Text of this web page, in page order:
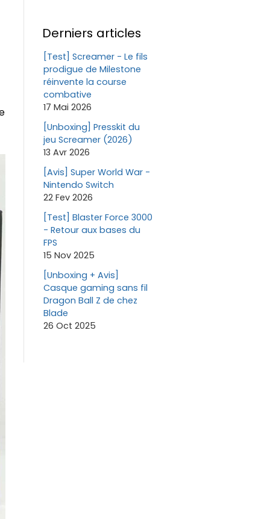
Derniers articles
[Test] Screamer - Le fils
prodigue de Milestone
réinvente la course
combative
17 Mai 2026
[Unboxing] Presskit du
jeu Screamer (2026)
13 Avr 2026
[Avis] Super World War -
Nintendo Switch
22 Fev 2026
[Test] Blaster Force 3000
- Retour aux bases du
FPS
15 Nov 2025
[Unboxing + Avis]
Casque gaming sans fil
Dragon Ball Z de chez
Blade
26 Oct 2025